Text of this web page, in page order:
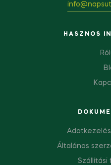
HASZNOS
Általános